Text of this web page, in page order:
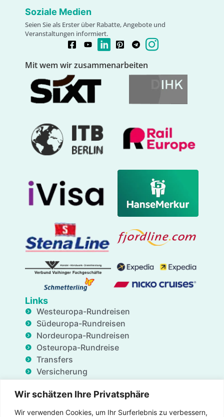
Wir schätzen Ihre Privatsphäre
Wir verwenden Cookies, um Ihr Surferlebnis zu verbessern,
Soziale Medien
Seien Sie als Erster über Rabatte, Angebote und
Veranstaltungen informiert.
Mit wem wir zusammenarbeiten
Links
Westeuropa-Rundreisen
Südeuropa-Rundreisen
Nordeuropa-Rundreisen
Osteuropa-Rundreise
Transfers
Versicherung
Unterkünfte